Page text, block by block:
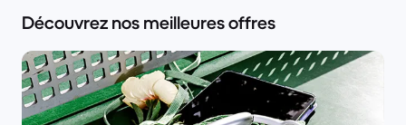
Découvrez nos meilleures offres